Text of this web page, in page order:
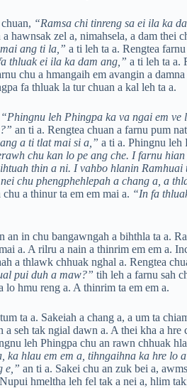
“Ramsa chi tinreng sa ei ila ka
hawnsak zel a, nimahsela, a dam thei
ang ti la,” a ti leh ta a. Rengtea
thluak ei ila ka dam ang,” a ti leh ta a.
chu a hmangaih em avangin a
fa thluak la tur chuan a kal leh ta a.
“Phingnu leh Phingpa ka va ngai em ve
an ti a. Rengtea chuan a farnu pum
a ti tlat mai si a,” a ti a. Phingnu leh
chu kan lo pe ang che. I farnu
thin a ni. I vahbo hlanin
chu phengphehlepah a chang a, a
chu a thinur ta em em mai a. “In fa
in chu bangawngah a bihthla ta a.
a. A rilru a nain a thinrim em em a.
a thlawk chhuak nghal a. Rengtea
pui duh a maw?” tih leh a farnu sah
lo hmu reng a. A thinrim ta em em a.
ta a. Sakeiah a chang a, a um ta
seh tak ngial dawn a. A thei kha a hre
leh Phingpa chu an rawn chhuak
ka hlau em em a, tihngaihna ka hre lo
e,” an ti a. Sakei chu an zuk bei a,
hmeltha leh fel tak a nei a, hlim